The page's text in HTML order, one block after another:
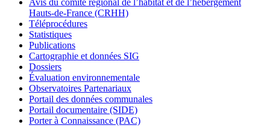
Hauts-de-France (CRHH)
Téléprocédures
Statistiques
Publications
Cartographie et données SIG
Dossiers
Évaluation environnementale
Observatoires Partenariaux
Portail des données communales
Portail documentaire (SIDE)
Porter à Connaissance (PAC)